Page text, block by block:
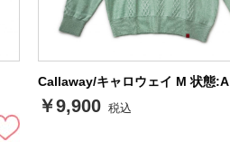
Callaway/キャロウェイ M 状態:A
￥9,900 税込